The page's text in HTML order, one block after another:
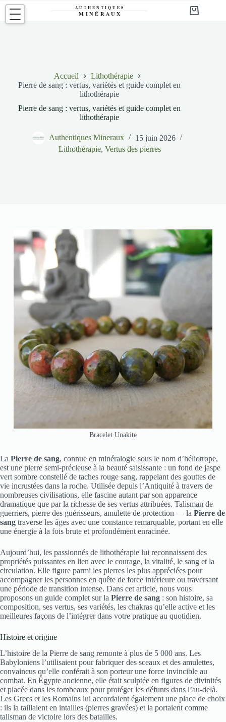
Passer
contenu
Panier
Accueil
Lithothérapie
Pierre de sang : vertus, variétés et guide complet en
lithothérapie
Pierre de sang : vertus, variétés et guide complet en
lithothérapie
Authentiques Mineraux
15 juin 2026
Lithothérapie, Vertus des pierres
Bracelet Unakite
La Pierre de sang, connue en minéralogie sous le nom d’héliotrope,
est une pierre semi-précieuse à la beauté saisissante : un fond de jaspe
vert sombre constellé de taches rouge sang, rappelant des gouttes de
vie incrustées dans la roche. Utilisée depuis l’Antiquité à travers de
nombreuses civilisations, elle fascine autant par son apparence
dramatique que par la richesse de ses vertus attribuées. Talisman de
guerriers, pierre des guérisseurs, amulette de protection — la Pierre de
sang traverse les âges avec une constance remarquable, portant en elle
une énergie à la fois brute et profondément enracinée.
Aujourd’hui, les passionnés de lithothérapie lui reconnaissent des
propriétés puissantes en lien avec le courage, la vitalité, le sang et la
circulation. Elle figure parmi les pierres les plus appréciées pour
accompagner les personnes en quête de force intérieure ou traversant
une période de transition intense. Dans cet article, nous vous
proposons un guide complet sur la Pierre de sang : son histoire, sa
composition, ses vertus, ses variétés, les chakras qu’elle active et les
meilleures façons de l’intégrer dans votre pratique au quotidien.
Histoire et origine
L’histoire de la Pierre de sang remonte à plus de 5 000 ans. Les
Babyloniens l’utilisaient pour fabriquer des sceaux et des amulettes,
convaincus qu’elle conférait à son porteur une force invincible au
combat. En Égypte ancienne, elle était sculptée en figures de divinités
et placée dans les tombeaux pour protéger les défunts dans l’au-delà.
Les Grecs et les Romains lui accordaient également une place de choix
: ils la taillaient en intailles (pierres gravées) et la portaient comme
talisman de victoire lors des batailles.